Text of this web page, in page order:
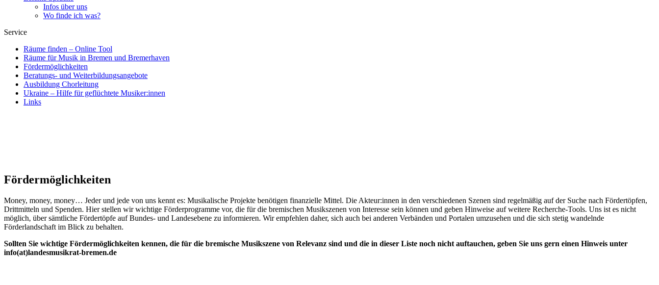
Infos über uns
Wo finde ich was?
Service
Räume finden – Online Tool
Räume für Musik in Bremen und Bremerhaven
Fördermöglichkeiten
Beratungs- und Weiterbildungsangebote
Ausbildung Chorleitung
Ukraine – Hilfe für geflüchtete Musiker:innen
Links
Fördermöglichkeiten
Money, money, money… Jeder und jede von uns kennt es: Musikalische Projekte benötigen finanzielle Mittel. Die Akteur:innen in den verschiedenen Szenen sind regelmäßig auf der Suche nach Fördertöpfen,
Drittmitteln und Spenden. Hier stellen wir wichtige Förderprogramme vor, die für die bremischen Musikszenen von Interesse sein können und geben Hinweise auf weitere Recherche-Tools. Uns ist es nicht
möglich, über sämtliche Fördertöpfe auf Bundes- und Landesebene zu informieren. Wir empfehlen daher, sich auch bei anderen Verbänden und Portalen umzusehen und die sich stetig wandelnde
Förderlandschaft im Blick zu behalten.
Sollten Sie wichtige Fördermöglichkeiten kennen, die für die bremische Musikszene von Relevanz sind und die in dieser Liste noch nicht auftauchen, geben Sie uns gern einen Hinweis unter
info(at)landesmusikrat-bremen.de